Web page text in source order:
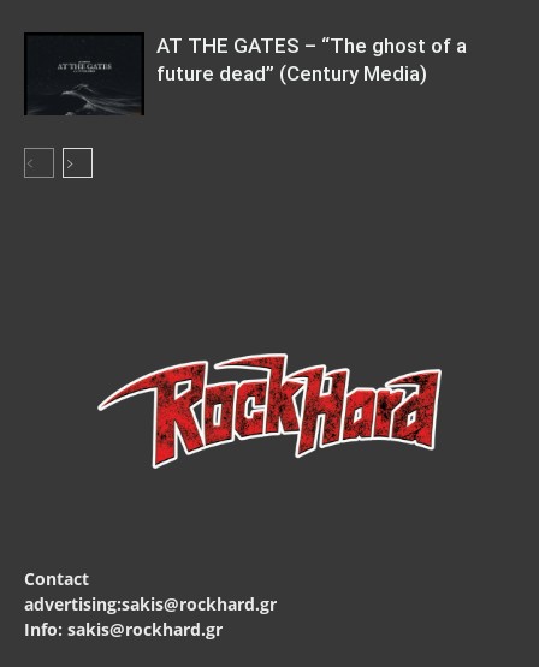
AT THE GATES – “The ghost of a
future dead” (Century Media)
Contact
advertising:sakis@rockhard.gr
Info: sakis@rockhard.gr